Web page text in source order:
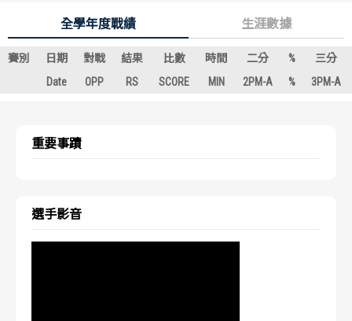
全學年度戰績 生涯數據
賽別 日期 對戰 結果 比數 時間 二分 %
三分
Date
OPP RS SCORE MIN 2PM-A % 3PM-A
重要事蹟
選手影音